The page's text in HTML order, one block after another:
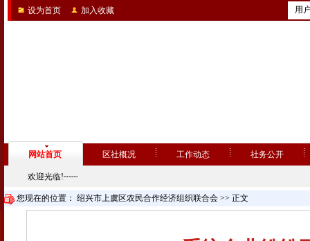
设为首页 加入收藏 用
网站首页 区社概况 工作动态 社务公开
欢迎光临!~~~
您现在的位置： 绍兴市上虞区农民合作经济组织联合会 >> 正文